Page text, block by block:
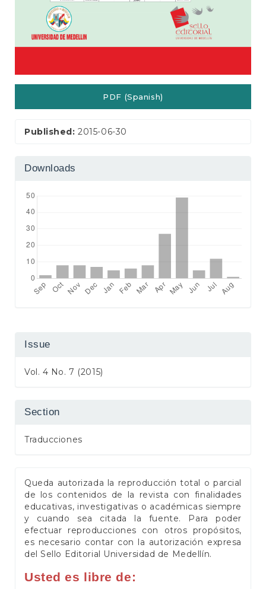
PDF (Spanish)
Published:2015-06-30
Downloads
Issue
Vol. 4 No. 7 (2015)
Section
Traducciones
Queda autorizada la reproducción total o parcial
de los contenidos de la revista con finalidades
educativas, investigativas o académicas siempre
y cuando sea citada la fuente. Para poder
efectuar reproducciones con otros propósitos,
es necesario contar con la autorización expresa
del Sello Editorial Universidad de Medellín.
Usted es libre de: